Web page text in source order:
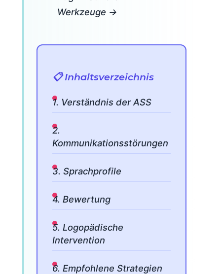
Werkzeuge →
📋 Inhaltsverzeichnis
1. Verständnis der ASS
2.
Kommunikationsstörungen
3. Sprachprofile
4. Bewertung
5. Logopädische
Intervention
6. Empfohlene Strategien